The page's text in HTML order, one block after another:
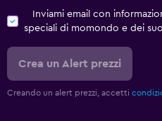
Inviami email con
speciali di momondo e dei
Crea un Alert prezzi
Creando un alert prezzi, accetti